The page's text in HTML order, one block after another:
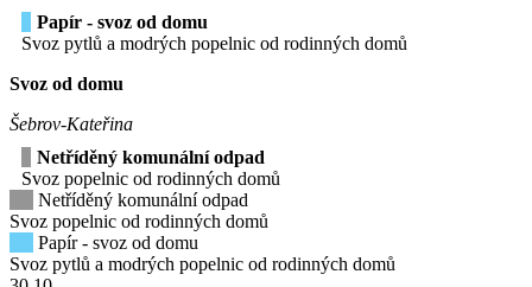
Papír - svoz od domu
Svoz pytlů a modrých popelnic od rodinných domů
Svoz od domu
Šebrov-Kateřina
Netříděný komunální odpad
Svoz popelnic od rodinných domů
Netříděný komunální odpad
Svoz popelnic od rodinných domů
Papír - svoz od domu
Svoz pytlů a modrých popelnic od rodinných domů